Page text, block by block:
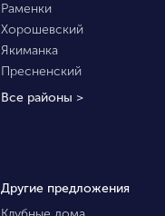
Раменки
Хорошевский
Якиманка
Пресненский
Все районы >
Другие предложения